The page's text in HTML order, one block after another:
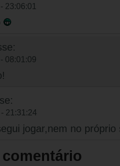
23:06:01
08:01:09
21:31:24
jogar,nem no